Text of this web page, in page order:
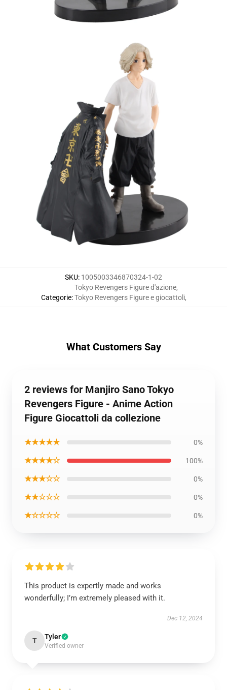
SKU: 1005003346870324-1-02
Categorie:
Tokyo Revengers Figure d'azione,
Tokyo Revengers Figure e giocattoli,
What Customers Say
2 reviews for Manjiro Sano Tokyo
Revengers Figure - Anime Action
Figure Giocattoli da collezione
★★★★★ 0%
★★★★☆ 100%
★★★☆☆ 0%
★★☆☆☆ 0%
★☆☆☆☆ 0%
This product is expertly made and works
wonderfully; I’m extremely pleased with it.
Dec 12, 2024
T Tyler
Verified owner